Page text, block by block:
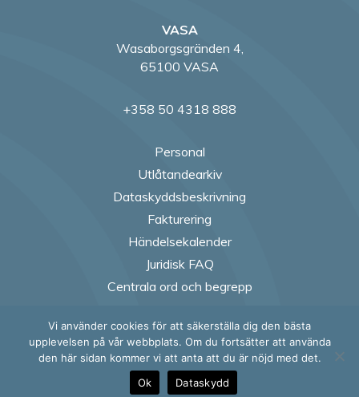
VASA
Wasaborgsgränden 4,
65100 VASA
+358 50 4318 888
Personal
Utlåtandearkiv
Dataskyddsbeskrivning
Fakturering
Händelsekalender
Juridisk FAQ
Centrala ord och begrepp
Follow us on
Follow us on
Follow
Vi använder cookies för att säkerställa dig den bästa
upplevelsen på vår webbplats. Om du fortsätter att använda
den här sidan kommer vi att anta att du är nöjd med det.
Ok
Dataskydd